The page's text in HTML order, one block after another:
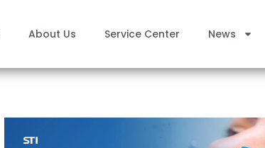
About Us Service Center News